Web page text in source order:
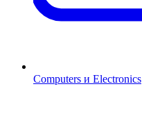
Computers и Electronics